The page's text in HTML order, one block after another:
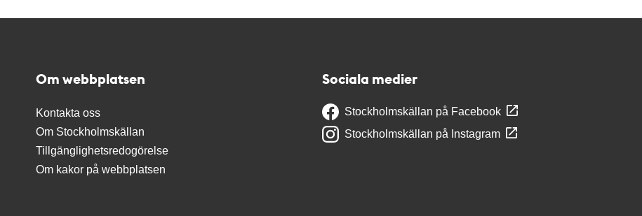
Om webbplatsen
Kontakta oss
Om Stockholmskällan
Tillgänglighetsredogörelse
Om kakor på webbplatsen
Sociala medier
Stockholmskällan på Facebook
Stockholmskällan på Instagram